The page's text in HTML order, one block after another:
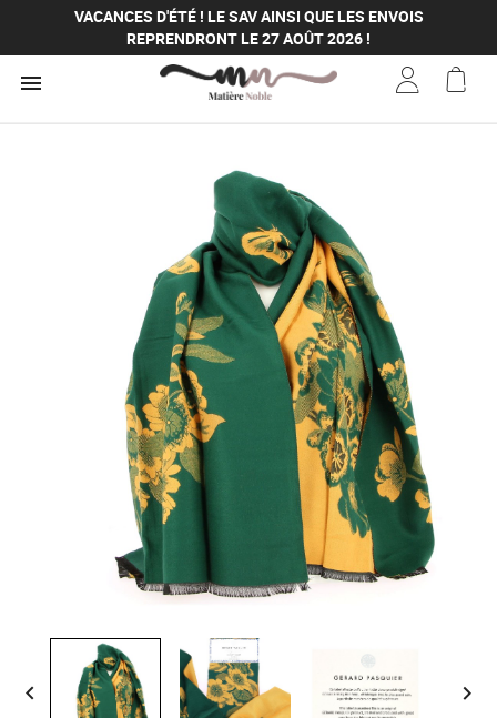
VACANCES D'ÉTÉ ! LE SAV AINSI QUE LES ENVOIS
REPRENDRONT LE 27 AOÛT 2026 !
VACANCES D'ÉTÉ ! LE SAV AINSI QUE LES ENVOIS
REPRENDRONT LE 27 AOÛT 2026 !

 